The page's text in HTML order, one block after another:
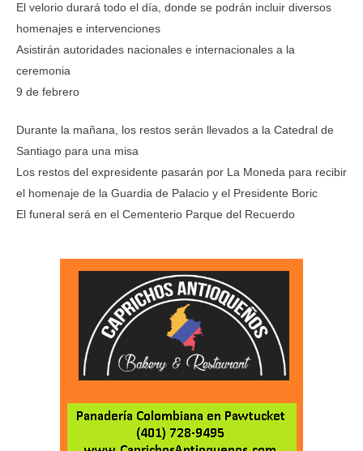
El velorio durará todo el día, donde se podrán incluir diversos
homenajes e intervenciones
Asistirán autoridades nacionales e internacionales a la
ceremonia
9 de febrero
Durante la mañana, los restos serán llevados a la Catedral de
Santiago para una misa
Los restos del expresidente pasarán por La Moneda para recibir
el homenaje de la Guardia de Palacio y el Presidente Boric
El funeral será en el Cementerio Parque del Recuerdo